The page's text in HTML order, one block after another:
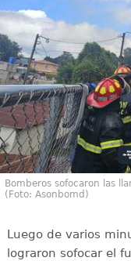
Bomberos sofocaron las
(Foto: Asonbomd)
Luego de varios
lograron sofocar el